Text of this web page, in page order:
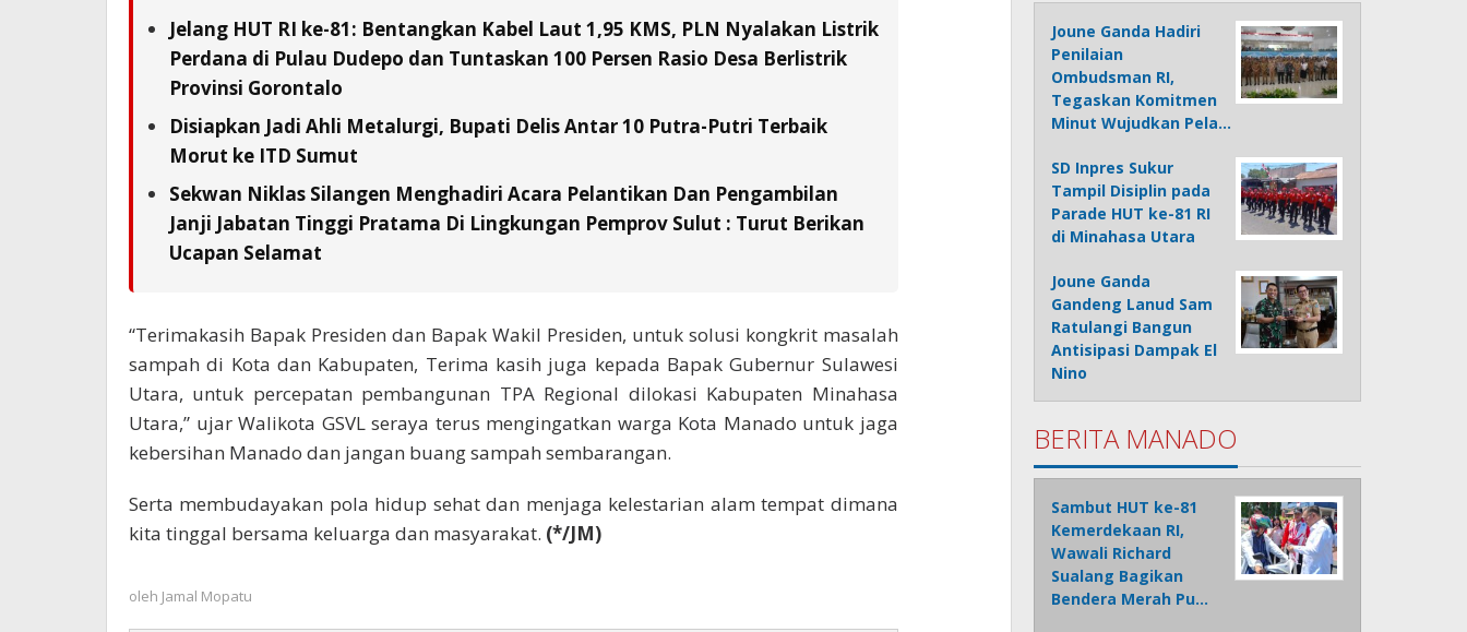
Jelang HUT RI ke-81: Bentangkan Kabel Laut 1,95 KMS, PLN Nyalakan Listrik
Perdana di Pulau Dudepo dan Tuntaskan 100 Persen Rasio Desa Berlistrik
Provinsi Gorontalo
Disiapkan Jadi Ahli Metalurgi, Bupati Delis Antar 10 Putra-Putri Terbaik
Morut ke ITD Sumut
Sekwan Niklas Silangen Menghadiri Acara Pelantikan Dan Pengambilan
Janji Jabatan Tinggi Pratama Di Lingkungan Pemprov Sulut : Turut Berikan
Ucapan Selamat
“Terimakasih Bapak Presiden dan Bapak Wakil Presiden, untuk solusi kongkrit masalah
sampah di Kota dan Kabupaten, Terima kasih juga kepada Bapak Gubernur Sulawesi
Utara, untuk percepatan pembangunan TPA Regional dilokasi Kabupaten Minahasa
Utara,” ujar Walikota GSVL seraya terus mengingatkan warga Kota Manado untuk jaga
kebersihan Manado dan jangan buang sampah sembarangan.
Serta membudayakan pola hidup sehat dan menjaga kelestarian alam tempat dimana
kita tinggal bersama keluarga dan masyarakat. (*/JM)
oleh Jamal Mopatu
Joune Ganda Hadiri
Penilaian
Ombudsman RI,
Tegaskan Komitmen
Minut Wujudkan Pela…
SD Inpres Sukur
Tampil Disiplin pada
Parade HUT ke-81 RI
di Minahasa Utara
Joune Ganda
Gandeng Lanud Sam
Ratulangi Bangun
Antisipasi Dampak El
Nino
BERITA MANADO
Sambut HUT ke-81
Kemerdekaan RI,
Wawali Richard
Sualang Bagikan
Bendera Merah Pu…